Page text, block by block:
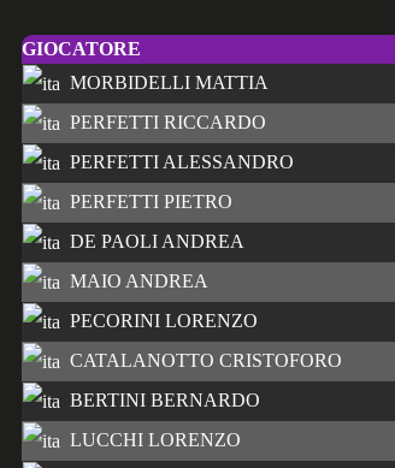
GIOCATORE
MORBIDELLI MATTIA
PERFETTI RICCARDO
PERFETTI ALESSANDRO
PERFETTI PIETRO
DE PAOLI ANDREA
MAIO ANDREA
PECORINI LORENZO
CATALANOTTO CRISTOFORO
BERTINI BERNARDO
LUCCHI LORENZO